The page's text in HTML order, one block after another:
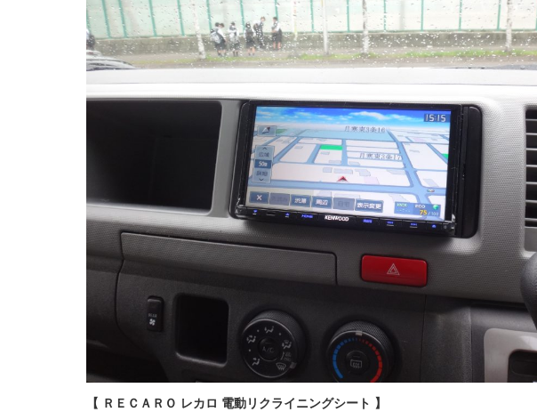
【 ＲＥＣＡＲＯ レカロ 電動リクライニングシート 】